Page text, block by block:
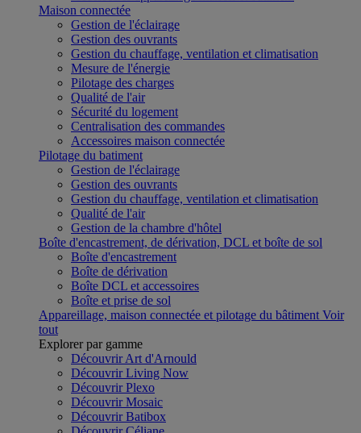
Maison connectée
Gestion de l'éclairage
Gestion des ouvrants
Gestion du chauffage, ventilation et climatisation
Mesure de l'énergie
Pilotage des charges
Qualité de l'air
Sécurité du logement
Centralisation des commandes
Accessoires maison connectée
Pilotage du batiment
Gestion de l'éclairage
Gestion des ouvrants
Gestion du chauffage, ventilation et climatisation
Qualité de l'air
Gestion de la chambre d'hôtel
Boîte d'encastrement, de dérivation, DCL et boîte de sol
Boîte d'encastrement
Boîte de dérivation
Boîte DCL et accessoires
Boîte et prise de sol
Appareillage, maison connectée et pilotage du bâtiment Voir
tout
Explorer par gamme
Découvrir Art d'Arnould
Découvrir Living Now
Découvrir Plexo
Découvrir Mosaic
Découvrir Batibox